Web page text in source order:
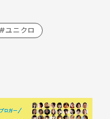
#ユニクロ